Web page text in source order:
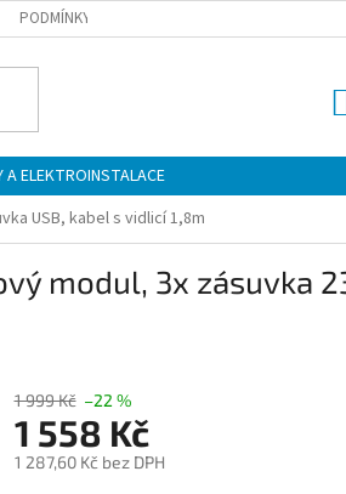
PODMÍNKY OCHRANY OSOBNÍCH ÚDAJŮ
A ELEKTROINSTALACE
USB, kabel s vidlicí 1,8m
modul, 3x zásuvka
1 999 Kč –22 %
1 558 Kč
1 287,60 Kč bez DPH